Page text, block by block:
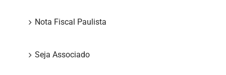
Nota Fiscal Paulista
Seja Associado